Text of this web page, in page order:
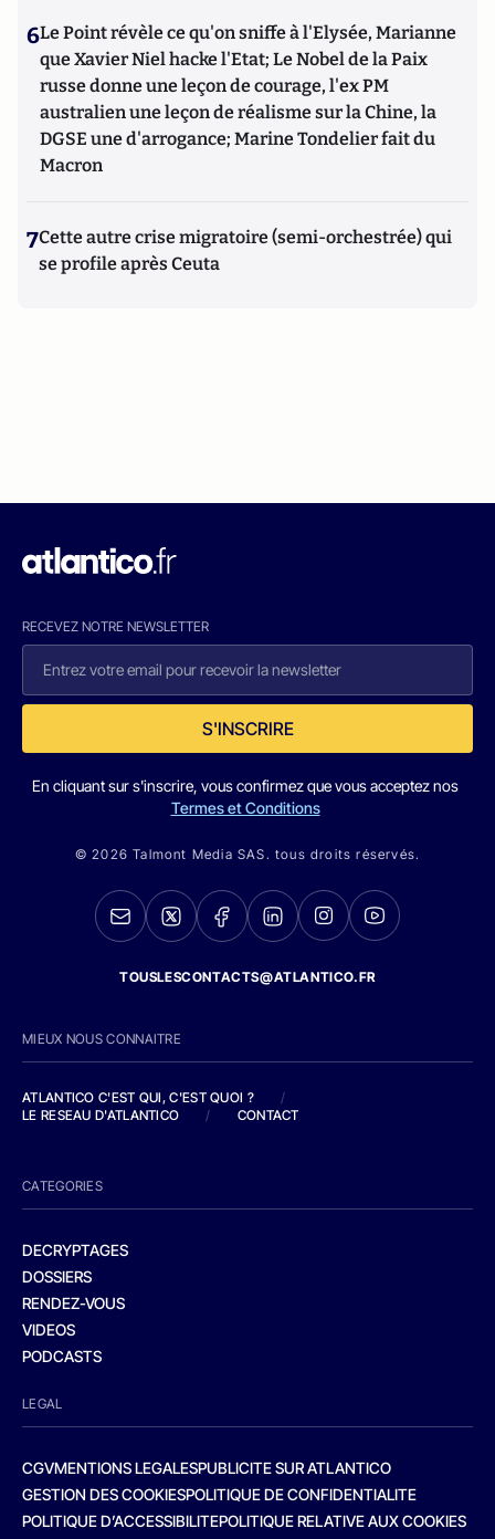
6Le Point révèle ce qu'on sniffe à l'Elysée, Marianne
que Xavier Niel hacke l'Etat; Le Nobel de la Paix
russe donne une leçon de courage, l'ex PM
australien une leçon de réalisme sur la Chine, la
DGSE une d'arrogance; Marine Tondelier fait du
Macron
7Cette autre crise migratoire (semi-orchestrée) qui
se profile après Ceuta
RECEVEZ NOTRE NEWSLETTER
S'INSCRIRE
En cliquant sur s'inscrire, vous confirmez que vous acceptez nos
Termes et Conditions
© 2026 Talmont Media SAS. tous droits réservés.
TOUSLESCONTACTS@ATLANTICO.FR
MIEUX NOUS CONNAITRE
ATLANTICO C'EST QUI, C'EST QUOI ?
/
LE RESEAU D'ATLANTICO
/ CONTACT
CATEGORIES
DECRYPTAGES
DOSSIERS
RENDEZ-VOUS
VIDEOS
PODCASTS
LEGAL
CGVMENTIONS LEGALESPUBLICITE SUR ATLANTICO
GESTION DES COOKIESPOLITIQUE DE CONFIDENTIALITE
POLITIQUE D’ACCESSIBILITEPOLITIQUE RELATIVE AUX COOKIES